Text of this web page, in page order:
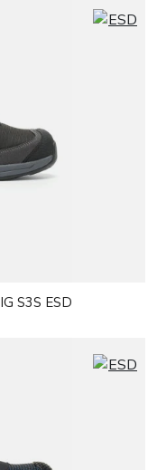
S3S ESD